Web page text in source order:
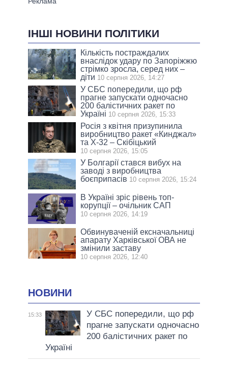
ІНШІ НОВИНИ ПОЛІТИКИ
Кількість постраждалих
внаслідок удару по Запоріжжю
стрімко зросла, серед них –
діти 10 серпня 2026, 14:27
У СБС попередили, що рф
прагне запускати одночасно
200 балістичних ракет по
Україні 10 серпня 2026, 15:33
Росія з квітня призупинила
виробництво ракет «Кинджал»
та Х-32 – Скібіцький
10 серпня 2026, 15:05
У Болгарії стався вибух на
заводі з виробництва
боєприпасів 10 серпня 2026, 15:24
В Україні зріс рівень топ-
корупції – очільник САП
10 серпня 2026, 14:19
Обвинуваченій ексначальниці
апарату Харківської ОВА не
змінили заставу
10 серпня 2026, 12:40
НОВИНИ
15:33
У СБС попередили, що рф
прагне запускати одночасно
200 балістичних ракет по
Україні